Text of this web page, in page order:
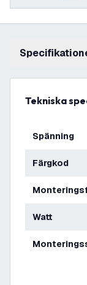
Tekniska
Spänning
Färgkod
Watt